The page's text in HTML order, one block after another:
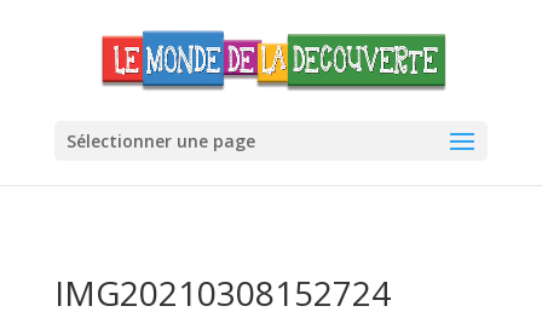
Sélectionner une page
IMG20210308152724